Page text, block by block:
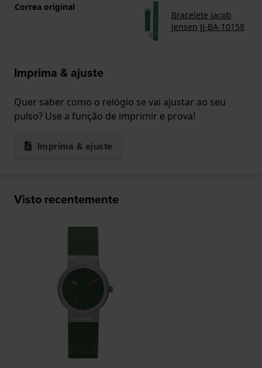
Correa original
Bracelete Jacob
Jensen JJ-BA-10158
Imprima & ajuste
Quer saber como o relógio se vai ajustar ao seu
pulso? Use a função de imprimir e prova!
Imprima & ajuste
Visto recentemente